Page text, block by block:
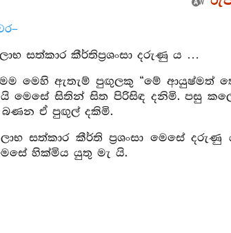
සත්කාර කීර්තිප්‍රශංසා දරුණු ය …
මෙහි ඇතැම් පුඟුලකු “මේ ආයුෂ්මත්
මෙසේ සිතින් සිත පිරිසිඳ දනිමි. පසු
බණන ඒ පුඟුල් දකිමි.
සත්කාර කීර්ති ප්‍රශංසා මෙසේ
හික්මිය යුතු මැ යි.